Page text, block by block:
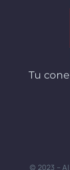
Tu
© 2023 – Al